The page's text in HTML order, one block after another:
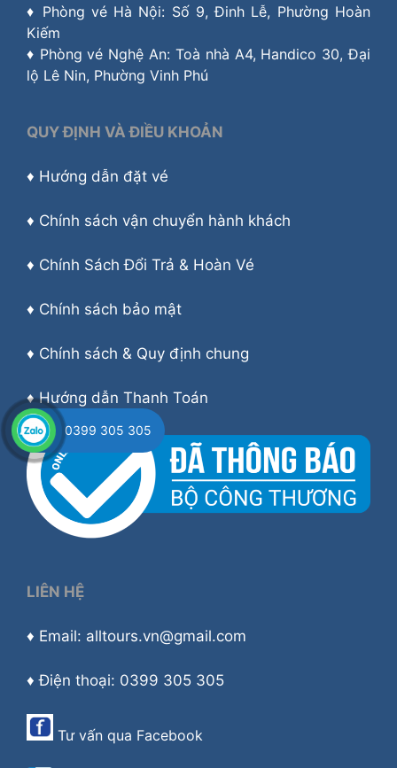
♦ Phòng vé Hà Nội: Số 9, Đinh Lễ, Phường Hoàn
Kiếm
♦ Phòng vé Nghệ An: Toà nhà A4, Handico 30, Đại
lộ Lê Nin, Phường Vinh Phú
QUY ĐỊNH VÀ ĐIỀU KHOẢN
♦ Hướng dẫn đặt vé
♦ Chính sách vận chuyển hành khách
♦ Chính Sách Đổi Trả & Hoàn Vé
♦ Chính sách bảo mật
♦ Chính sách & Quy định chung
♦Hướng dẫn Thanh Toán
LIÊN HỆ
♦ Email: alltours.vn@gmail.com
♦ Điện thoại: 0399 305 305
Tư vấn qua Facebook
0399 305 305